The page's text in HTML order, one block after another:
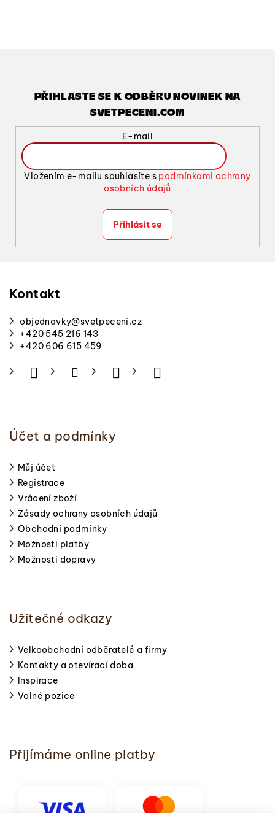
í
p
r
v
k
v
ý
i
s
u
PŘIHLASTE SE K ODBĚRU NOVINEK NA
SVETPECENI.COM
E-mail
Vložením e-mailu souhlasíte s podmínkami ochrany
osobních údajů
Přihlásit se
Kontakt
objednavky@svetpeceni.cz
+420 545 216 143
+420 606 615 459
Účet a podmínky
Můj účet
Registrace
Vrácení zboží
Zásady ochrany osobních údajů
Obchodní podmínky
Možnosti platby
Možnosti dopravy
Užitečné odkazy
Velkoobchodní odběratelé a firmy
Kontakty a otevírací doba
Inspirace
Volné pozice
Přijímáme online platby